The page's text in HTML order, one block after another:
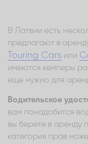
В Латвии есть
предлагают в
Touring Cars или
имеются кемперы
еще нужно для
Водительское
вам понадобится
вы берете в аренду
категория прав